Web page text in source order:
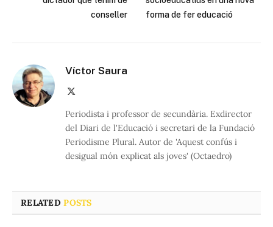
conseller
forma de fer educació
Víctor Saura
Periodista i professor de secundària. Exdirector
del Diari de l'Educació i secretari de la Fundació
Periodisme Plural. Autor de 'Aquest confús i
desigual món explicat als joves' (Octaedro)
RELATEDPOSTS